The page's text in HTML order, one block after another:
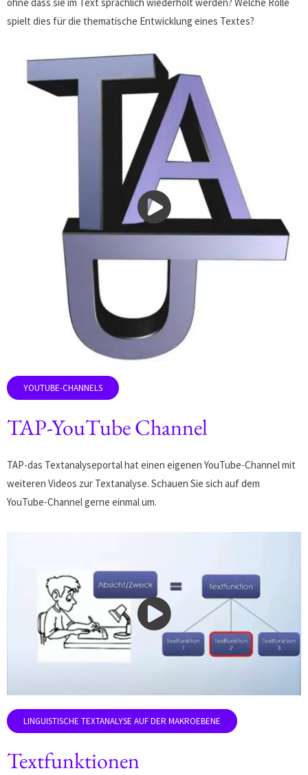
spielt dies für die thematische Entwicklung eines Textes?
TAP-YouTube Channel
TAP-das Textanalyseportal hat einen eigenen YouTube-Channel mit
weiteren Videos zur Textanalyse. Schauen Sie sich auf dem
YouTube-Channel gerne einmal um.
Textfunktionen